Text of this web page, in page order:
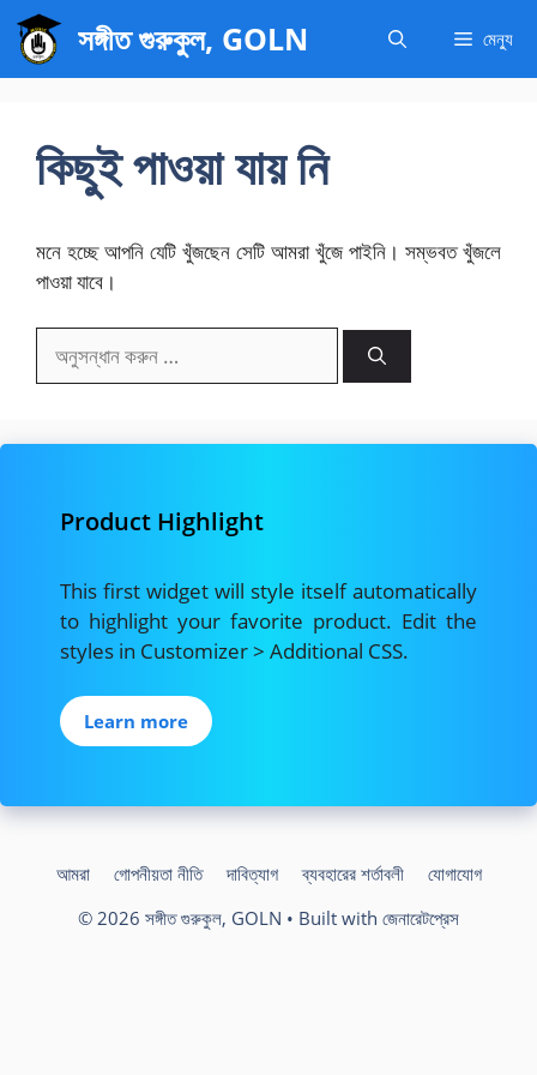
এড়িেয়
লেখায়
যান
সঙ্গীত গুরুকুল, GOLN মেন্যু
কিছুই পাওয়া যায় নি
মনে হচ্ছে আপনি যেটি খুঁজছেন সেটি আমরা খুঁজে পাইনি। সম্ভবত খুঁজলে
পাওয়া যাবে।
Product Highlight
This first widget will style itself automatically
to highlight your favorite product. Edit the
styles in Customizer > Additional CSS.
Learn more
আমরা গোপনীয়তা নীতি দাবিত্যাগ ব্যবহারের শর্তাবলী
যোগাযোগ
© 2026 সঙ্গীত গুরুকুল, GOLN • Built with জেনারেটপ্রেস